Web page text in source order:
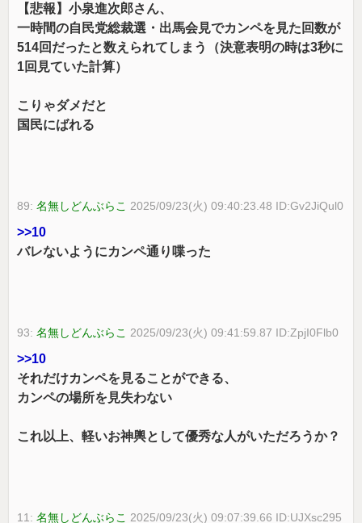
【悲報】小泉進次郎さん、
一時間の自民党総裁選・出馬会見でカンペを見た回数が
514回だったと数えられてしまう（決意表明の時は3秒に
1回見ていた計算）
こりゃダメだと
国民にばれる
89:名無しどんぶらこ 2025/09/23(火) 09:40:23.48 ID:Gv2JiQul0
>>10
バレないようにカンペ通り喋った
93:名無しどんぶらこ 2025/09/23(火) 09:41:59.87 ID:ZpjI0Flb0
>>10
それだけカンペを見ることができる、
カンペの場所を見失わない
これ以上、軽いお神輿として優秀な人がいただろうか？
11:名無しどんぶらこ 2025/09/23(火) 09:07:39.66 ID:UJXsc295